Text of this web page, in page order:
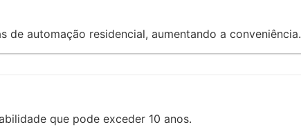
automação residencial, aumentando a conveniência.
que pode exceder 10 anos.